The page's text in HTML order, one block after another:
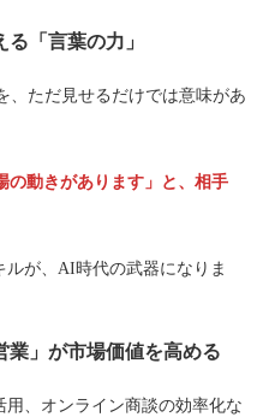
「言葉の力」
、ただ見せるだけでは意味があ
の動きがあります」と、相手
ルが、AI時代の武器になりま
業」が市場価値を高める
用、オンライン商談の効率化な